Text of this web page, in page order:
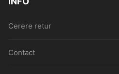
Cerere retur
Contact